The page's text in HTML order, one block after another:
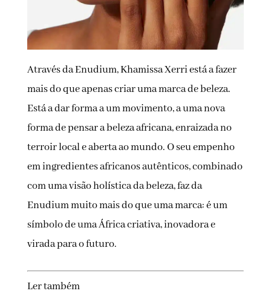
Através da Enudium, Khamissa Xerri está a fazer
mais do que apenas criar uma marca de beleza.
Está a dar forma a um movimento, a uma nova
forma de pensar a beleza africana, enraizada no
terroir local e aberta ao mundo. O seu empenho
em ingredientes africanos autênticos, combinado
com uma visão holística da beleza, faz da
Enudium muito mais do que uma marca: é um
símbolo de uma África criativa, inovadora e
virada para o futuro.
Ler também